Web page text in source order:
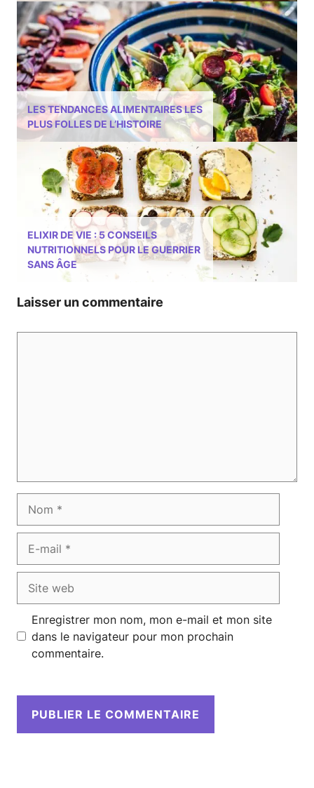
LES TENDANCES ALIMENTAIRES LES
PLUS FOLLES DE L’HISTOIRE
ELIXIR DE VIE : 5 CONSEILS
NUTRITIONNELS POUR LE GUERRIER
SANS ÂGE
Laisser un commentaire
mail
web
Enregistrer mon nom, mon e-mail et mon site
dans le navigateur pour mon prochain
commentaire.